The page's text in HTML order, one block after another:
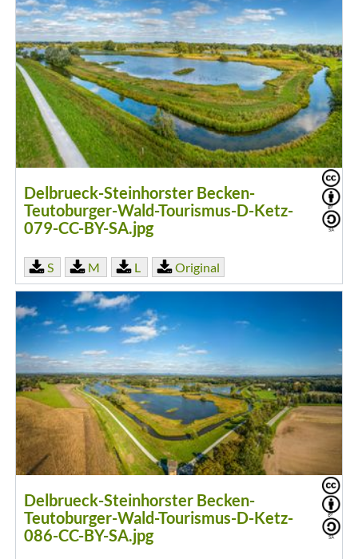
Delbrueck-Steinhorster Becken-
Teutoburger-Wald-Tourismus-D-Ketz-
079-CC-BY-SA.jpg
S M L Original
Delbrueck-Steinhorster Becken-
Teutoburger-Wald-Tourismus-D-Ketz-
086-CC-BY-SA.jpg